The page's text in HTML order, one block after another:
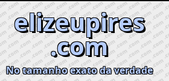
elizeupires
.com
No tamanho exato da verdade